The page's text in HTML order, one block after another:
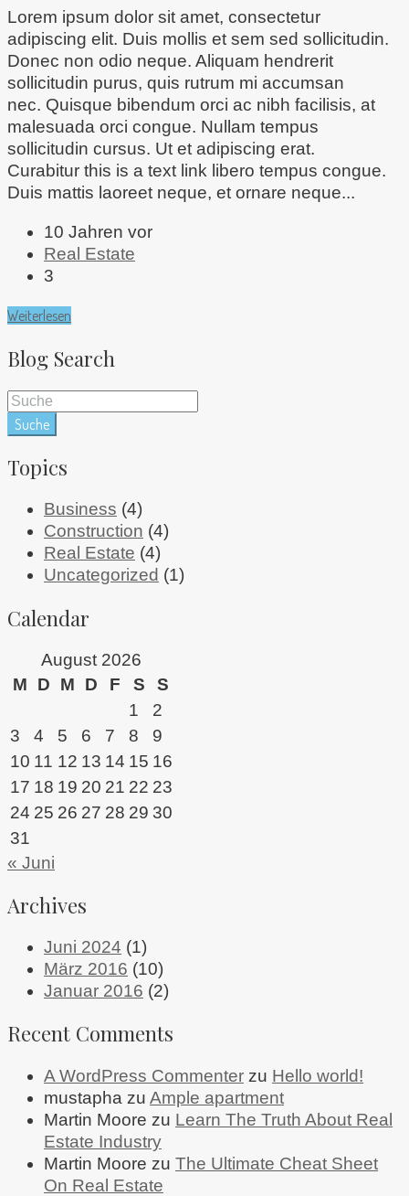
Lorem ipsum dolor sit amet, consectetur
adipiscing elit. Duis mollis et sem sed sollicitudin.
Donec non odio neque. Aliquam hendrerit
sollicitudin purus, quis rutrum mi accumsan
nec. Quisque bibendum orci ac nibh facilisis, at
malesuada orci congue. Nullam tempus
sollicitudin cursus. Ut et adipiscing erat.
Curabitur this is a text link libero tempus congue.
Duis mattis laoreet neque, et ornare neque...
10 Jahren vor
Real Estate
3
Weiterlesen
Blog Search
Suche
Topics
Business (4)
Construction (4)
Real Estate (4)
Uncategorized (1)
Calendar
August 2026
M
D M D F S
S
1
2
3
4 5 6 7 8
9
10 11 12 13 14 15 16
17 18 19 20 21 22 23
24 25 26 27 28 29 30
31
« Juni
Archives
Juni 2024 (1)
März 2016 (10)
Januar 2016 (2)
Recent Comments
A WordPress Commenter zu Hello world!
mustapha zu Ample apartment
Martin Moore zu Learn The Truth About Real
Estate Industry
Martin Moore zu The Ultimate Cheat Sheet
On Real Estate